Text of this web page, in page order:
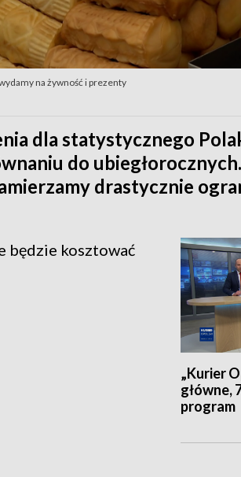
na żywność i prezenty
dla statystycznego
do
drastycznie
„Kurier
główne,
program
będzie kosztować